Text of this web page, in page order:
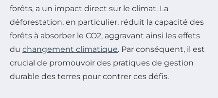
forêts, a un impact direct sur le climat. La
déforestation, en particulier, réduit la capacité des
forêts à absorber le CO2, aggravant ainsi les effets
du changement climatique. Par conséquent, il est
crucial de promouvoir des pratiques de gestion
durable des terres pour contrer ces défis.